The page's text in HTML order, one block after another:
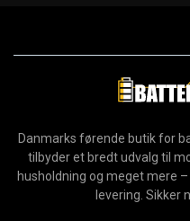
Danmarks førende butik for
tilbyder et bredt udvalg til
husholdning og meget mere
levering. Sikker